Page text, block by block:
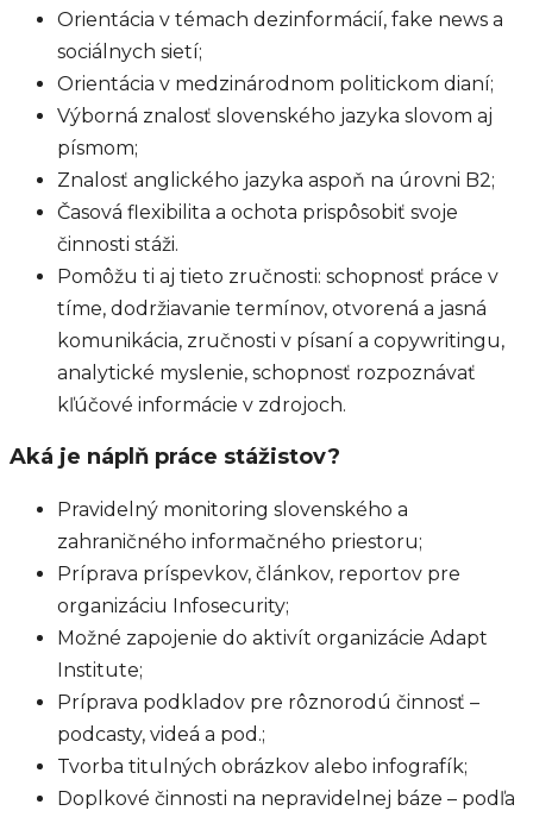
Orientácia v témach dezinformácií, fake news a
sociálnych sietí;
Orientácia v medzinárodnom politickom dianí;
Výborná znalosť slovenského jazyka slovom aj
písmom;
Znalosť anglického jazyka aspoň na úrovni B2;
Časová flexibilita a ochota prispôsobiť svoje
činnosti stáži.
Pomôžu ti aj tieto zručnosti: schopnosť práce v
tíme, dodržiavanie termínov, otvorená a jasná
komunikácia, zručnosti v písaní a copywritingu,
analytické myslenie, schopnosť rozpoznávať
kľúčové informácie v zdrojoch.
Aká je náplň práce stážistov?
Pravidelný monitoring slovenského a
zahraničného informačného priestoru;
Príprava príspevkov, článkov, reportov pre
organizáciu Infosecurity;
Možné zapojenie do aktivít organizácie Adapt
Institute;
Príprava podkladov pre rôznorodú činnosť –
podcasty, videá a pod.;
Tvorba titulných obrázkov alebo infografík;
Doplkové činnosti na nepravidelnej báze – podľa